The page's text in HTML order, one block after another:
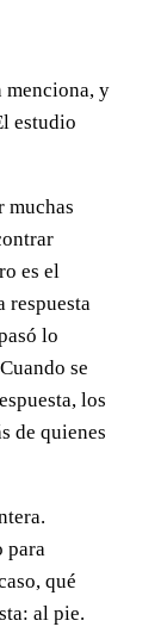
menciona, y
estudio
muchas
es el
respuesta
lo
se
los
de quienes
para
qué
al pie.